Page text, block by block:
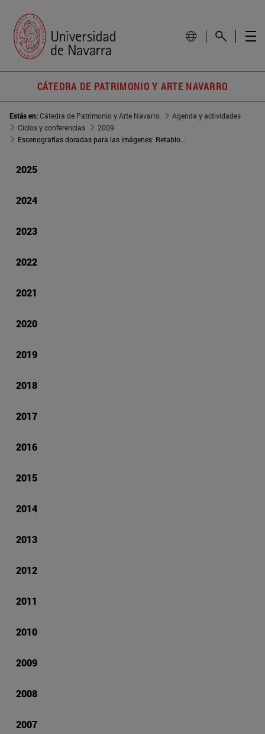
CÁTEDRA DE PATRIMONIO Y ARTE NAVARRO
Estás en:Cátedra de Patrimonio y Arte Navarro
Agenda y actividades
Ciclos y conferencias
2009
Escenografías doradas para las imágenes: Retablos barrocos en Corella
2025
2024
2023
2022
2021
2020
2019
2018
2017
2016
2015
2014
2013
2012
2011
2010
2009
2008
2007